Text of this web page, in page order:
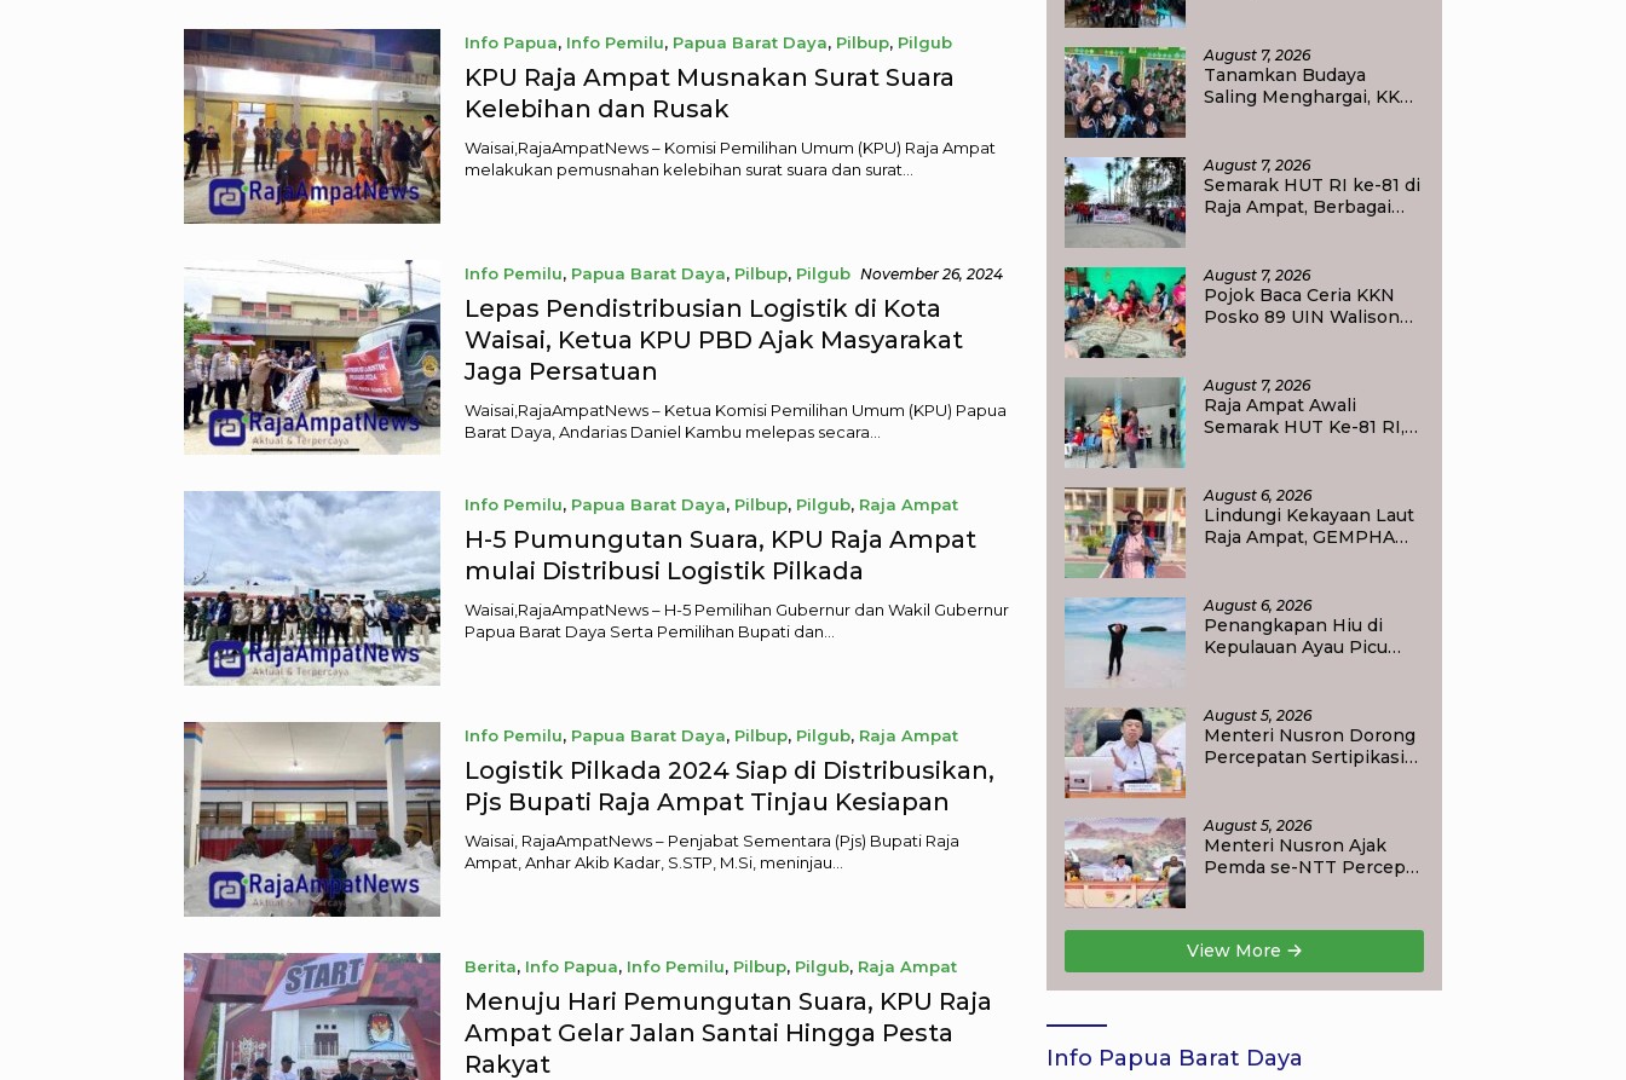
Info Papua, Info Pemilu, Papua Barat Daya, Pilbup, Pilgub
November 27, 2024
KPU Raja Ampat Musnakan Surat Suara
Kelebihan dan Rusak
Waisai,RajaAmpatNews – Komisi Pemilihan Umum (KPU) Raja Ampat
melakukan pemusnahan kelebihan surat suara dan surat…
Info Pemilu, Papua Barat Daya, Pilbup, Pilgub November 26, 2024
Lepas Pendistribusian Logistik di Kota
Waisai, Ketua KPU PBD Ajak Masyarakat
Jaga Persatuan
Waisai,RajaAmpatNews – Ketua Komisi Pemilihan Umum (KPU) Papua
Barat Daya, Andarias Daniel Kambu melepas secara…
Info Pemilu, Papua Barat Daya, Pilbup, Pilgub, Raja Ampat
November 23, 2024
H-5 Pumungutan Suara, KPU Raja Ampat
mulai Distribusi Logistik Pilkada
Waisai,RajaAmpatNews – H-5 Pemilihan Gubernur dan Wakil Gubernur
Papua Barat Daya Serta Pemilihan Bupati dan…
Info Pemilu, Papua Barat Daya, Pilbup, Pilgub, Raja Ampat
November 22, 2024
Logistik Pilkada 2024 Siap di Distribusikan,
Pjs Bupati Raja Ampat Tinjau Kesiapan
Waisai, RajaAmpatNews – Penjabat Sementara (Pjs) Bupati Raja
Ampat, Anhar Akib Kadar, S.STP, M.Si, meninjau…
Berita, Info Papua, Info Pemilu, Pilbup, Pilgub, Raja Ampat
November 9, 2024
Menuju Hari Pemungutan Suara, KPU Raja
Ampat Gelar Jalan Santai Hingga Pesta
Rakyat
untuk Melanjutkan
Pendidikan
August 7, 2026
Tanamkan Budaya
Saling Menghargai, KKN
tentang Bahaya Bullying
August 7, 2026
Semarak HUT RI ke-81 di
Raja Ampat, Berbagai
August 7, 2026
Pojok Baca Ceria KKN
Posko 89 UIN Walisongo
Sukorejo
August 7, 2026
Raja Ampat Awali
Semarak HUT Ke-81 RI,
August 6, 2026
Lindungi Kekayaan Laut
Raja Ampat, GEMPHA
Barat Daya
August 6, 2026
Penangkapan Hiu di
Kepulauan Ayau Picu
Korbankan Masa Depan
Raja Ampat
August 5, 2026
Menteri Nusron Dorong
Percepatan Sertipikasi
bagi Masyarakat
August 5, 2026
Menteri Nusron Ajak
Pemda se-NTT Percepat
Pengukuran Tanah
Selesai 12 Hari
View More
Info Papua Barat Daya